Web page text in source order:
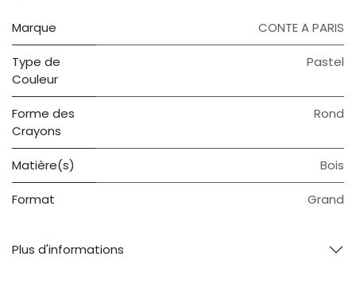
Marque CONTE A PARIS
Type de
Couleur
Pastel
Forme des
Crayons
Rond
Matière(s) Bois
Format Grand
Plus d'informations